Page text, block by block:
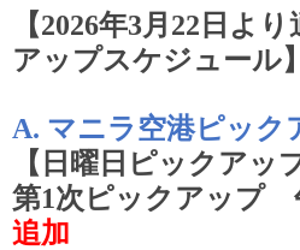
【2026年3月 22 日より
アップスケジュール】
A. マニラ空港ピック
【日曜日ピックアッ
第1次ピックアップ
追加